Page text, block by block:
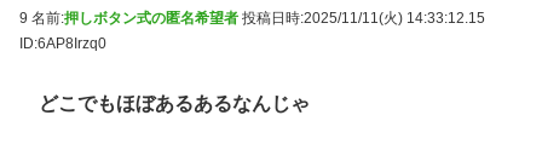
9 名前:押しボタン式の匿名希望者 投稿日時:2025/11/11(火) 14:33:12.15
ID:6AP8Irzq0
どこでもほぼあるあるなんじゃ